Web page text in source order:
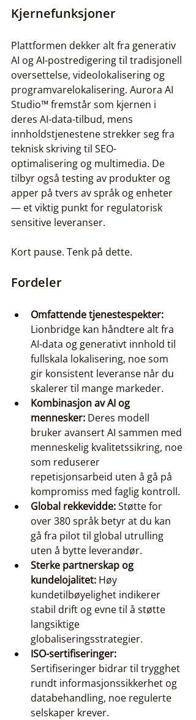
Kjernefunksjoner
Plattformen dekker alt fra generativ
AI og AI-postredigering til tradisjonell
oversettelse, videolokalisering og
programvarelokalisering. Aurora AI
Studio™ fremstår som kjernen i
deres AI-data-tilbud, mens
innholdstjenestene strekker seg fra
teknisk skriving til SEO-
optimalisering og multimedia. De
tilbyr også testing av produkter og
apper på tvers av språk og enheter
— et viktig punkt for regulatorisk
sensitive leveranser.
Kort pause. Tenk på dette.
Fordeler
Omfattende tjenestespekter:
Lionbridge kan håndtere alt fra
AI-data og generativt innhold til
fullskala lokalisering, noe som
gir konsistent leveranse når du
skalerer til mange markeder.
Kombinasjon av AI og
mennesker: Deres modell
bruker avansert AI sammen med
menneskelig kvalitetssikring, noe
som reduserer
repetisjonsarbeid uten å gå på
kompromiss med faglig kontroll.
Global rekkevidde: Støtte for
over 380 språk betyr at du kan
gå fra pilot til global utrulling
uten å bytte leverandør.
Sterke partnerskap og
kundelojalitet: Høy
kundetilbøyelighet indikerer
stabil drift og evne til å støtte
langsiktige
globaliseringsstrategier.
ISO-sertifiseringer:
Sertifiseringer bidrar til trygghet
rundt informasjons­sikkerhet og
databehandling, noe regulerte
selskaper krever.